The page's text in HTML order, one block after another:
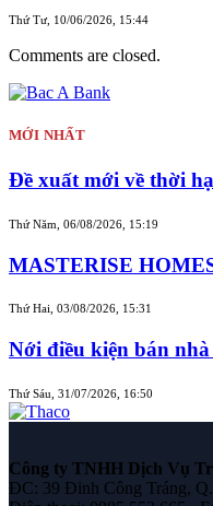
Thứ Tư, 10/06/2026, 15:44
Comments are closed.
MỚI NHẤT
Đề xuất mới về thời
Thứ Năm, 06/08/2026, 15:19
MASTERISE
Thứ Hai, 03/08/2026, 15:31
Nới điều kiện bán nhà
Thứ Sáu, 31/07/2026, 16:50
Công ty TNHH Dịch Vụ
ĐC: 39 Đinh Công Tráng,